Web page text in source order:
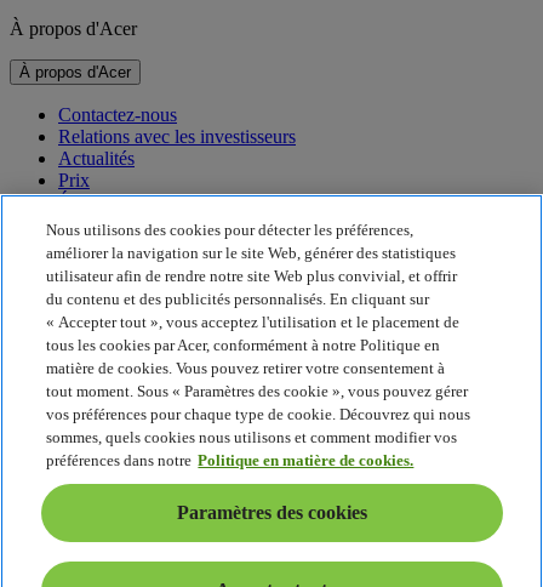
À propos d'Acer
À propos d'Acer
Contactez-nous
Relations avec les investisseurs
Actualités
Prix
Événements
Développement durable
Développement durable
Responsabilité sociale de l'entreprise
Empreinte carbone du produit
Project Humanity
Earthion
Politique de confidentialité
Politique en matière de cookies
Mentions légales
Informations légales supplémentaires
Politique en matière d'accessibilité
Paramètres des cookies
France - Français
Nous utilisons des cookies pour détecter les préférences,
améliorer la navigation sur le site Web, générer des statistiques
utilisateur afin de rendre notre site Web plus convivial, et offrir
du contenu et des publicités personnalisés. En cliquant sur
« Accepter tout », vous acceptez l'utilisation et le placement de
tous les cookies par Acer, conformément à notre Politique en
matière de cookies. Vous pouvez retirer votre consentement à
tout moment. Sous « Paramètres des cookie », vous pouvez gérer
vos préférences pour chaque type de cookie. Découvrez qui nous
sommes, quels cookies nous utilisons et comment modifier vos
préférences dans notre Politique en matière de cookies.
Paramètres des cookies